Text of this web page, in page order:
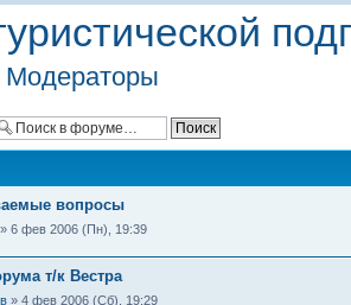
Модераторы
вопросы
» 6 фев 2006 (Пн), 19:39
т/к Вестра
» 4 фев 2006 (Сб), 19:29